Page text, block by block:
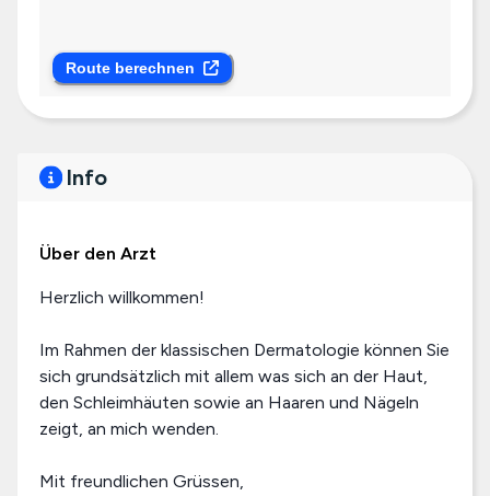
Route berechnen
Info
Über den Arzt
Herzlich willkommen!
Im Rahmen der klassischen Dermatologie können Sie
sich grundsätzlich mit allem was sich an der Haut,
den Schleimhäuten sowie an Haaren und Nägeln
zeigt, an mich wenden.
Mit freundlichen Grüssen,